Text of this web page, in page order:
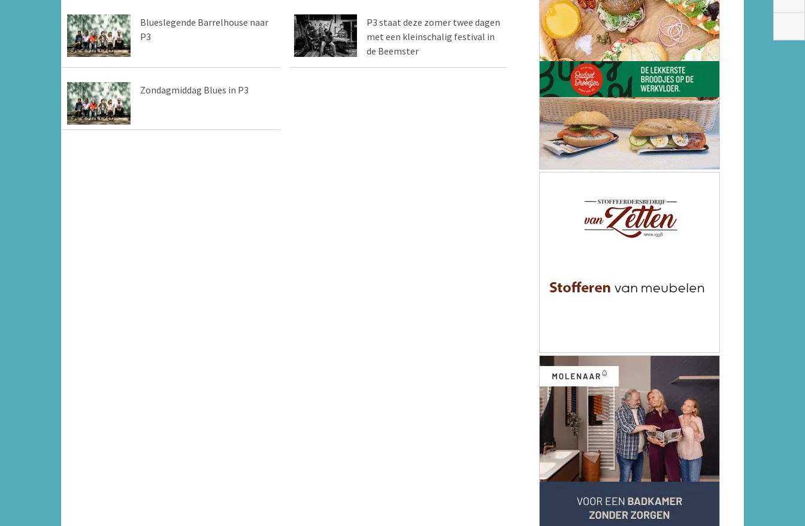
Blueslegende Barrelhouse naar
P3
P3 staat deze zomer twee dagen
met een kleinschalig festival in
de Beemster
Zondagmiddag Blues in P3